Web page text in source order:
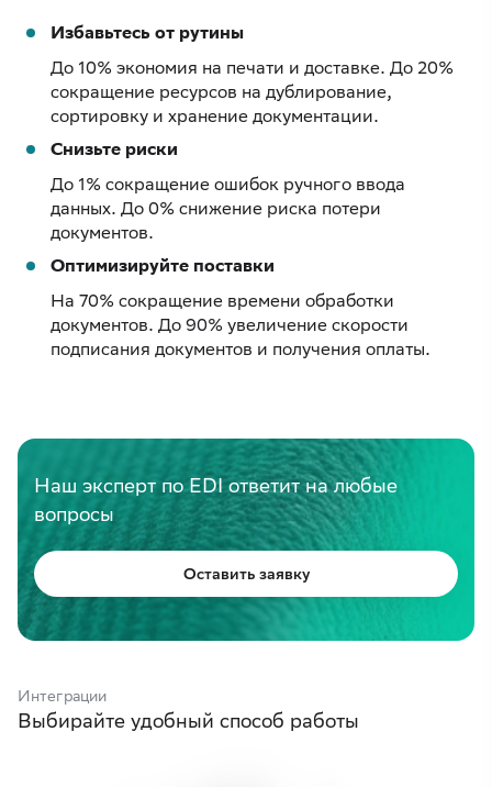
Избавьтесь от рутины
До 10% экономия на печати и доставке. До 20%
сокращение ресурсов на дублирование,
сортировку и хранение документации.
Снизьте риски
До 1% сокращение ошибок ручного ввода
данных. До 0% снижение риска потери
документов.
Оптимизируйте поставки
На 70% сокращение времени обработки
документов. До 90% увеличение скорости
подписания документов и получения оплаты.
Наш эксперт по EDI ответит на любые
вопросы
Оставить заявку
Интеграции
Выбирайте удобный способ работы